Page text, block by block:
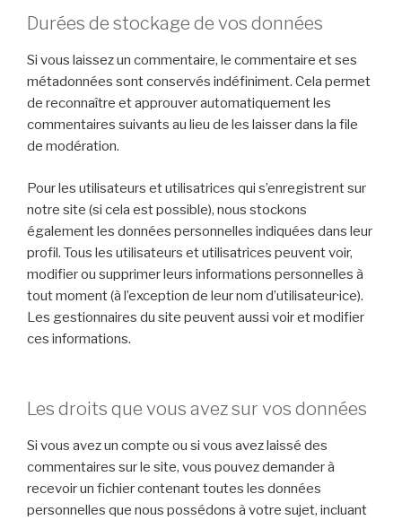
Durées de stockage de vos données
Si vous laissez un commentaire, le commentaire et ses
métadonnées sont conservés indéfiniment. Cela permet
de reconnaître et approuver automatiquement les
commentaires suivants au lieu de les laisser dans la file
de modération.
Pour les utilisateurs et utilisatrices qui s’enregistrent sur
notre site (si cela est possible), nous stockons
également les données personnelles indiquées dans leur
profil. Tous les utilisateurs et utilisatrices peuvent voir,
modifier ou supprimer leurs informations personnelles à
tout moment (à l’exception de leur nom d’utilisateur·ice).
Les gestionnaires du site peuvent aussi voir et modifier
ces informations.
Les droits que vous avez sur vos données
Si vous avez un compte ou si vous avez laissé des
commentaires sur le site, vous pouvez demander à
recevoir un fichier contenant toutes les données
personnelles que nous possédons à votre sujet, incluant